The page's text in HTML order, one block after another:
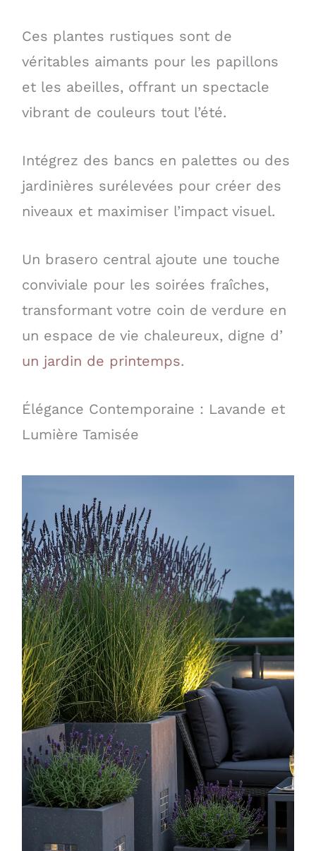
Ces plantes rustiques sont de
véritables aimants pour les papillons
et les abeilles, offrant un spectacle
vibrant de couleurs tout l’été.
Intégrez des bancs en palettes ou des
jardinières surélevées pour créer des
niveaux et maximiser l’impact visuel.
Un brasero central ajoute une touche
conviviale pour les soirées fraîches,
transformant votre coin de verdure en
un espace de vie chaleureux, digne d’
un jardin de printemps.
Élégance Contemporaine : Lavande et
Lumière Tamisée